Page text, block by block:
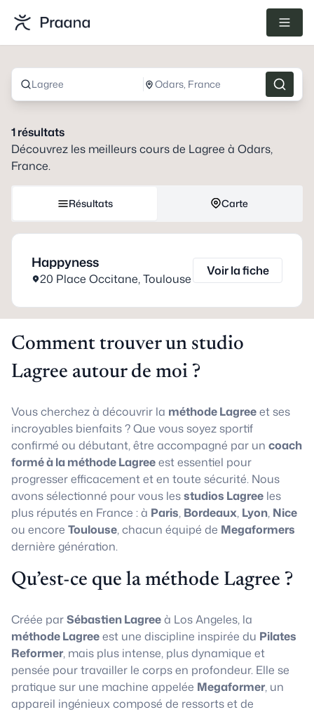
Lagree Odars, France
1résultats
Découvrez les meilleurs cours de Lagree à Odars,
France.
Résultats Carte
Happyness
20 Place Occitane,Toulouse
Voir la fiche
Comment trouver un studio
Lagree autour de moi ?
Vous cherchez à découvrir la méthode Lagreeet ses
incroyables bienfaits ? Que vous soyez sportif
confirmé ou débutant, être accompagné par un coach
formé à la méthode Lagreeest essentiel pour
progresser efficacement et en toute sécurité. Nous
avons sélectionné pour vous lesstudios Lagree les
plus réputés en France : à Paris, Bordeaux, Lyon, Nice
ou encore Toulouse, chacun équipé de Megaformers
dernière génération.
Qu’est-ce que la méthode Lagree ?
Créée parSébastien Lagreeà Los Angeles, la
méthode Lagreeest une discipline inspirée du Pilates
Reformer, mais plus intense, plus dynamique et
pensée pour travailler le corps en profondeur. Elle se
pratique sur une machine appelée Megaformer, un
appareil ingénieux composé de ressorts et de